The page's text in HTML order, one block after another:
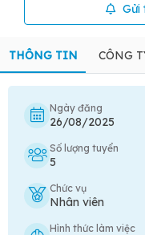
Gửi
THÔNG TIN CÔNG
Ngày đăng
26/08/2025
Số lượng tuyển
5
Chức vụ
Nhân viên
Hình thức làm việc